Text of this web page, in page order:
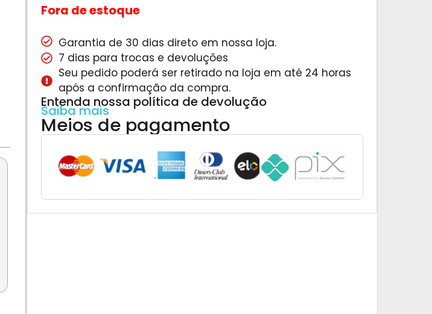
Fora de estoque
Garantia de 30 dias direto em nossa loja.
7 dias para trocas e devoluções
Seu pedido poderá ser retirado na loja em até 24 horas
após a confirmação da compra.
Entenda nossa política de devolução
Saiba mais
Meios de pagamento